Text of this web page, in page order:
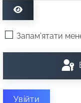
Запам'ятати
Увійти